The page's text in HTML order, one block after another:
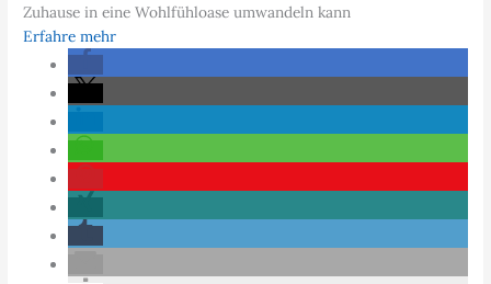
Zuhause in eine Wohlfühloase umwandeln kann
Erfahre mehr